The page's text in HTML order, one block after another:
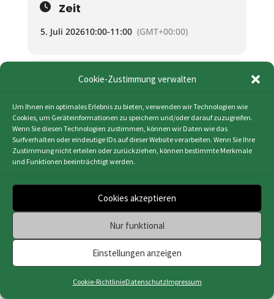
Cookie-Zustimmung verwalten
Um Ihnen ein optimales Erlebnis zu bieten, verwenden wir Technologien wie
Cookies, um Geräteinformationen zu speichern und/oder darauf zuzugreifen.
Wenn Sie diesen Technologien zustimmen, können wir Daten wie das
Surfverhalten oder eindeutige IDs auf dieser Website verarbeiten. Wenn Sie Ihre
Zustimmung nicht erteilen oder zurückziehen, können bestimmte Merkmale
und Funktionen beeinträchtigt werden.
Cookies akzeptieren
Nur funktional
Einstellungen anzeigen
Cookie-RichtlinieDatenschutzImpressum
Zeit
5. Juli 202610:00-11:00 (GMT+00:00)
KALENDER (ICS)
Webdesign & Programmierung | HMF-IT
Osnabrück